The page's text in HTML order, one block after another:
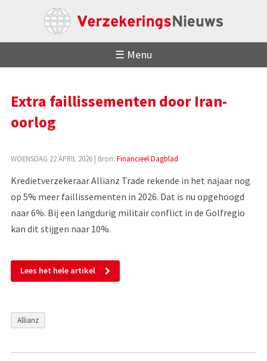
☰ Menu
Extra faillissementen door Iran-
oorlog
WOENSDAG 22 APRIL 2026| Bron: Financieel Dagblad
Kredietverzekeraar Allianz Trade rekende in het najaar nog
op 5% meer faillissementen in 2026. Dat is nu opgehoogd
naar 6%. Bij een langdurig militair conflict in de Golfregio
kan dit stijgen naar 10%.
Lees het hele artikel
Allianz